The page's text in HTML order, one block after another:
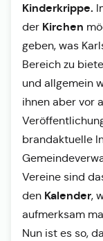
Kinderkrippe.
der Kirchen
geben, was
Bereich zu
und allgemein
ihnen aber vor
brandaktuelle
Vereine sind
den Kalender,
aufmerksam
Nun ist es so,